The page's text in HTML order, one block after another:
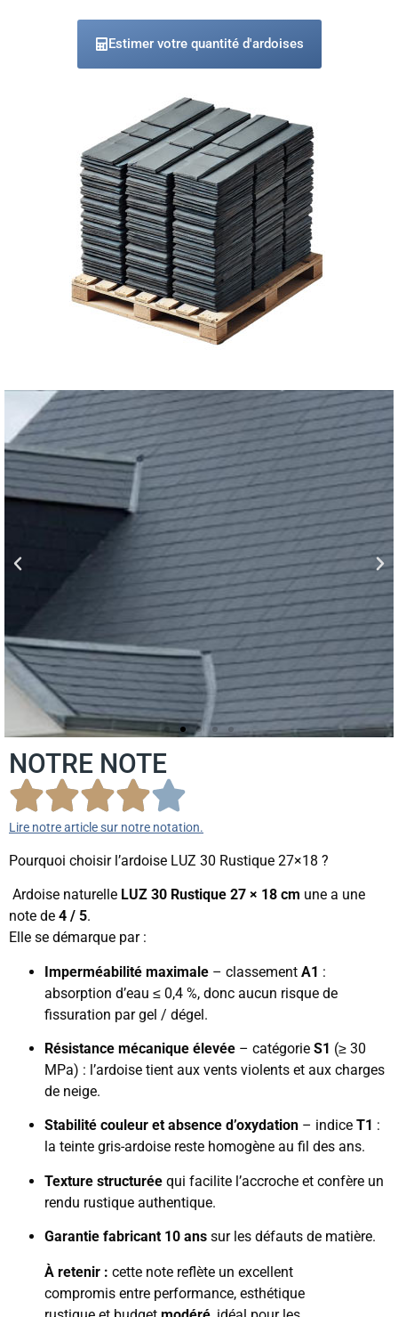
Estimer votre quantité d'ardoises
NOTRE NOTE
Lire notre article sur notre notation.
Pourquoi choisir l’ardoise LUZ 30 Rustique 27×18 ?
Ardoise naturelle LUZ 30 Rustique 27 × 18 cm une a une
note de 4 / 5.
Elle se démarque par :
Imperméabilité maximale – classement A1 :
absorption d’eau ≤ 0,4 %, donc aucun risque de
fissuration par gel / dégel.
Résistance mécanique élevée – catégorie S1 (≥ 30
MPa) : l’ardoise tient aux vents violents et aux charges
de neige.
Stabilité couleur et absence d’oxydation – indice T1 :
la teinte gris-ardoise reste homogène au fil des ans.
Texture structurée qui facilite l’accroche et confère un
rendu rustique authentique.
Garantie fabricant 10 ans sur les défauts de matière.
À retenir : cette note reflète un excellent
compromis entre performance, esthétique